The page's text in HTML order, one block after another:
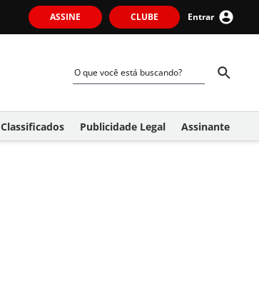
ASSINE CLUBE Entrar
Classificados Publicidade Legal Assinante